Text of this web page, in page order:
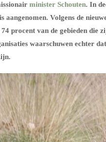
minister Schouten. In
aangenomen. Volgens de
74 procent van de gebieden die
waarschuwen echter